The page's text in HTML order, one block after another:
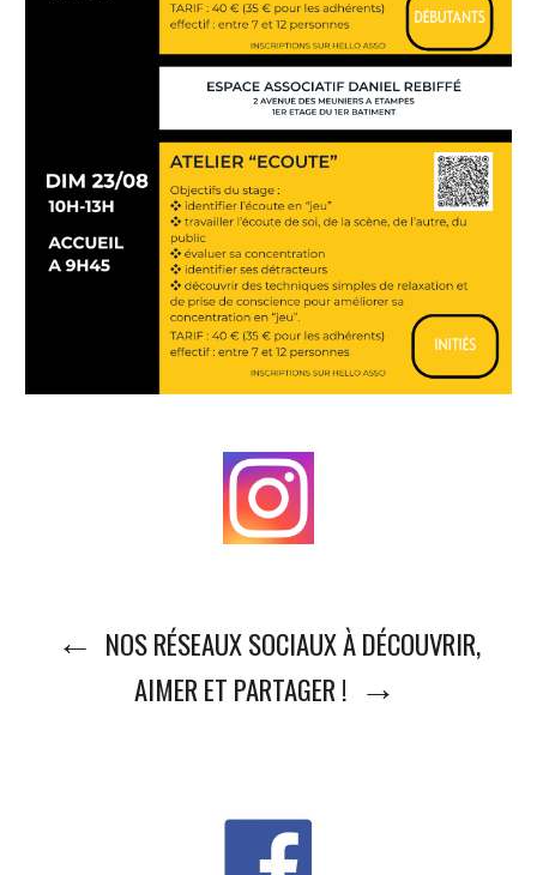
← NOS RÉSEAUX SOCIAUX À DÉCOUVRIR,
AIMER ET PARTAGER ! →